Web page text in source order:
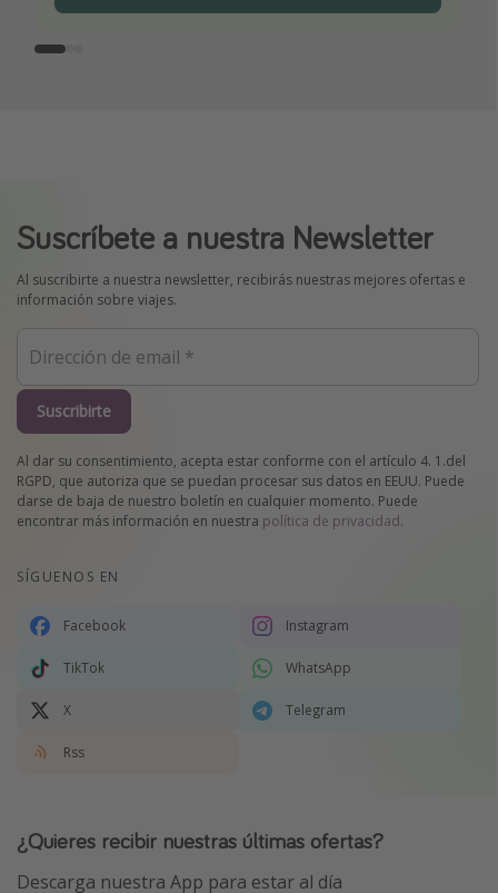
Suscríbete a nuestra Newsletter
Al suscribirte a nuestra newsletter, recibirás nuestras mejores ofertas e
información sobre viajes.
Suscribirte
Al dar su consentimiento, acepta estar conforme con el artículo 4. 1.del
RGPD, que autoriza que se puedan procesar sus datos en EEUU. Puede
darse de baja de nuestro boletín en cualquier momento. Puede
encontrar más información en nuestra política de privacidad.
SÍGUENOS EN
Facebook Instagram
TikTok WhatsApp
X Telegram
Rss
¿Quieres recibir nuestras últimas ofertas?
Descarga nuestra App para estar al día